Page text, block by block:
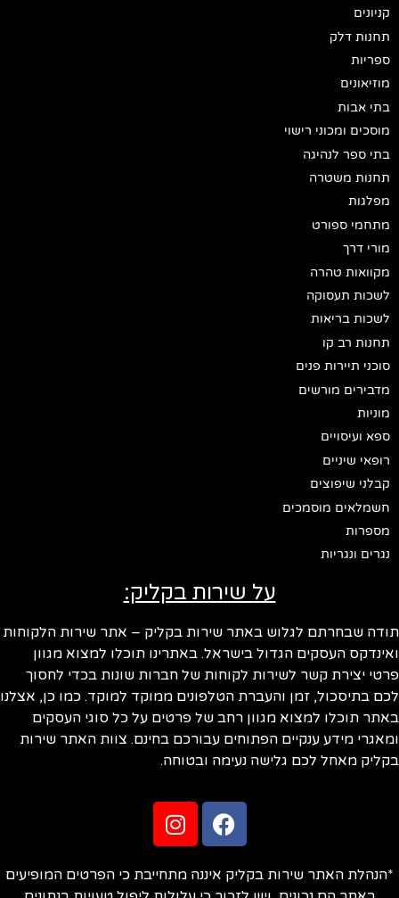
קניונים
תחנות דלק
ספריות
מוזיאונים
בתי אבות
מוסכים ומכוני רישוי
בתי ספר לנהיגה
תחנות משטרה
מפלגות
מתחמי ספורט
מורי דרך
מקוואות טהרה
לשכות תעסוקה
לשכות בריאות
תחנות רב קו
סוכני תיירות פנים
מדבירים מורשים
מוניות
ספא ועיסויים
רופאי שיניים
קבלני שיפוצים
חשמלאים מוסמכים
מספרות
נגרים ונגריות
על שירות בקליק:
שבחרתם לגלוש באתר שירות בקליק – אתר שירות הלקוחות
העסקים הגדול בישראל. באתרינו תוכלו למצוא מגוון
יצירת קשר לשירות לקוחות של חברות שונות בכדי לחסוך
בתיסכול, זמן והעברת הטלפונים ממוקד למוקד. כמו כן, אצלנו
תוכלו למצוא מגוון רחב של פרטים על כל סוגי העסקים
מידע ענקיים הפתוחים עבורכם בחינם. צוות האתר שירות
מאחל לכם גלישה נעימה ובטוחה.
האתר שירות בקליק איננה מתחייבת כי הפרטים המופיעים